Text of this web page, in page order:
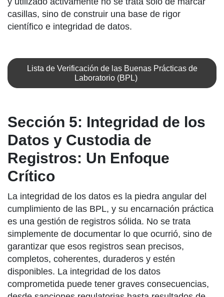
casillas, sino de construir una base de rigor
científico e integridad de datos.
Lista de Verificación de las Buenas Prácticas de
Laboratorio (BPL)
Sección 5: Integridad de los
Datos y Custodia de
Registros: Un Enfoque
Crítico
La integridad de los datos es la piedra angular del
cumplimiento de las BPL, y su encarnación práctica
es una gestión de registros sólida. No se trata
simplemente de documentar lo que ocurrió, sino de
garantizar que esos registros sean precisos,
completos, coherentes, duraderos y estén
disponibles. La integridad de los datos
comprometida puede tener graves consecuencias,